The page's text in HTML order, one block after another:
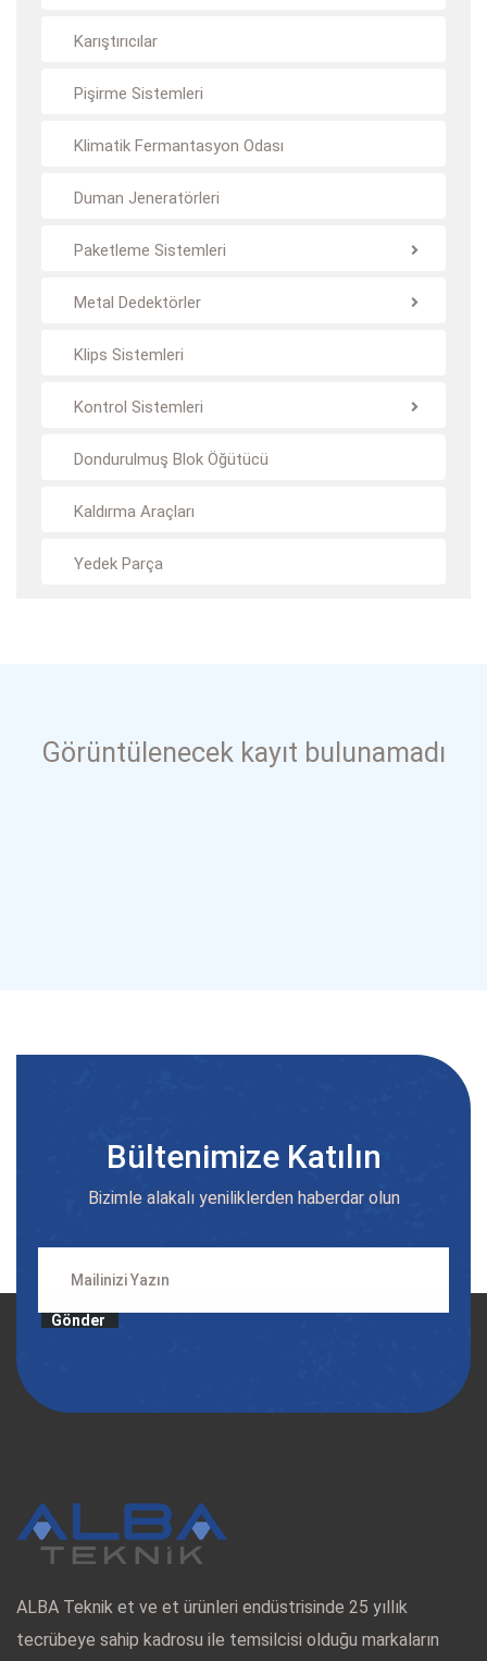
Karıştırıcılar
Pişirme Sistemleri
Klimatik Fermantasyon Odası
Duman Jeneratörleri
Paketleme Sistemleri
Metal Dedektörler
Klips Sistemleri
Kontrol Sistemleri
Dondurulmuş Blok Öğütücü
Kaldırma Araçları
Yedek Parça
Görüntülenecek kayıt bulunamadı
Bültenimize Katılın
Bizimle alakalı yeniliklerden haberdar olun
Gönder
ALBA Teknik et ve et ürünleri endüstrisinde 25 yıllık
tecrübeye sahip kadrosu ile temsilcisi olduğu markaların